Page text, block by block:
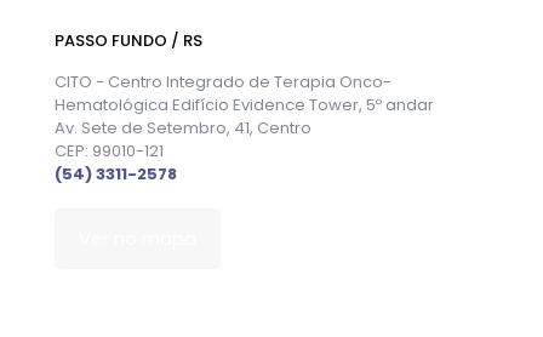
PASSO FUNDO / RS
CITO - Centro Integrado de Terapia Onco-
Hematológica Edifício Evidence Tower, 5º andar
Av. Sete de Setembro, 41, Centro
CEP: 99010-121
(54) 3311-2578